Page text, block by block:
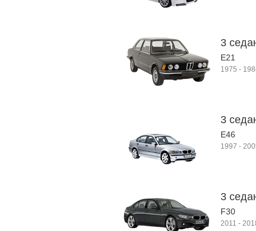
3
E21
1975 -
3
E46
1997 -
3
F30
2011 -